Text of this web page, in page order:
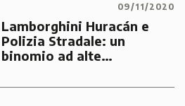
09/11/2020
Lamborghini Huracán e
Polizia Stradale: un
binomio ad alte
emergenze dei cittadini